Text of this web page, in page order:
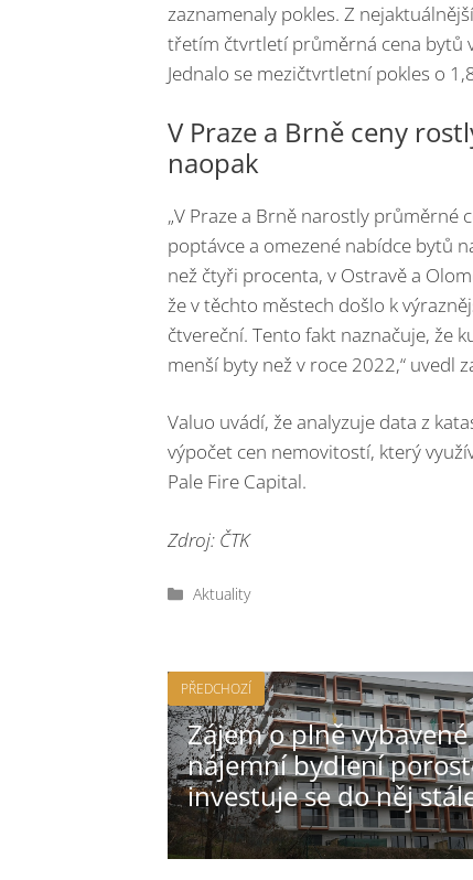
zaznamenaly pokles. Z
třetím čtvrtletí průměrná cena bytů
Jednalo se mezičtvrtletní pokles o
V Praze a Brně ceny
naopak
„V Praze a Brně narostly průměrné
poptávce a omezené nabídce bytů
než čtyři procenta, v Ostravě a
že v těchto městech došlo k
čtvereční. Tento fakt naznačuje, že
menší byty než v roce 2022,“ uvedl
Valuo uvádí, že analyzuje data z
výpočet cen nemovitostí, který
Pale Fire Capital.
Zdroj: ČTK
Rubriky
Aktuality
PŘEDCHOZÍ
Zájem o plně vybavené
nájemní bydlení
investuje se do něj